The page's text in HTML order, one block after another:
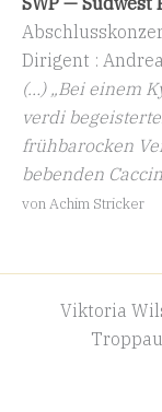
Dirigent :
(…) „Bei einem
verdi
frühba­rocken
bebenden
von Achim Stricker
Viktoria